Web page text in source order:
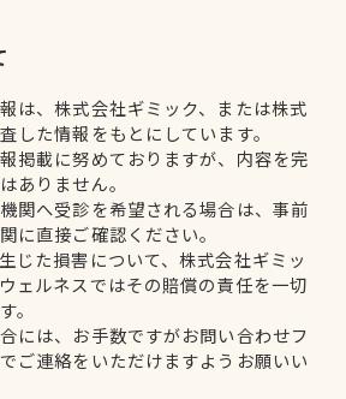
は、株式会社ギミック、または株式
した情報をもとにしています。
掲載に努めておりますが、内容を完
ありません。
関へ受診を希望される場合は、事前
に直接ご確認ください。
じた損害について、株式会社ギミッ
ェルネスではその賠償の責任を一切
。
には、お手数ですがお問い合わせフ
ご連絡をいただけますようお願いい